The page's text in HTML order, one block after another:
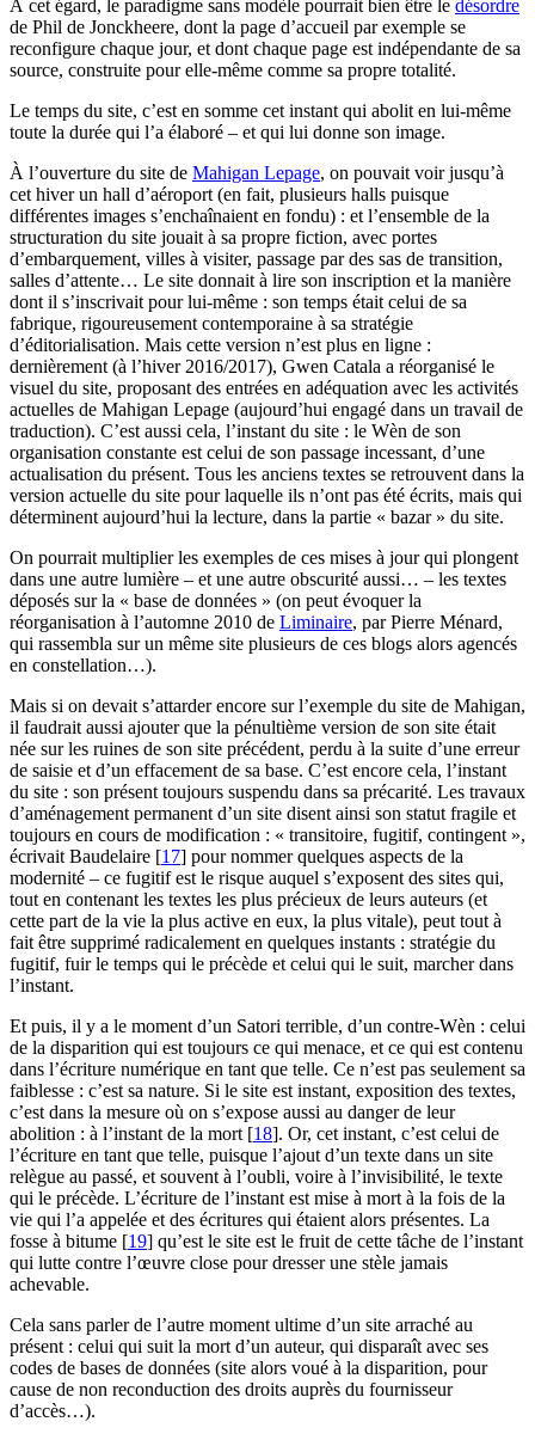
À cet égard, le paradigme sans modèle pourrait bien être le désordre
de Phil de Jonckheere, dont la page d’accueil par exemple se
reconfigure chaque jour, et dont chaque page est indépendante de sa
source, construite pour elle-même comme sa propre totalité.
Le temps du site, c’est en somme cet instant qui abolit en lui-même
toute la durée qui l’a élaboré – et qui lui donne son image.
À l’ouverture du site de Mahigan Lepage, on pouvait voir jusqu’à
cet hiver un hall d’aéroport (en fait, plusieurs halls puisque
différentes images s’enchaînaient en fondu) : et l’ensemble de la
structuration du site jouait à sa propre fiction, avec portes
d’embarquement, villes à visiter, passage par des sas de transition,
salles d’attente… Le site donnait à lire son inscription et la manière
dont il s’inscrivait pour lui-même : son temps était celui de sa
fabrique, rigoureusement contemporaine à sa stratégie
d’éditorialisation. Mais cette version n’est plus en ligne :
dernièrement (à l’hiver 2016/2017), Gwen Catala a réorganisé le
visuel du site, proposant des entrées en adéquation avec les activités
actuelles de Mahigan Lepage (aujourd’hui engagé dans un travail de
traduction). C’est aussi cela, l’instant du site : le Wèn de son
organisation constante est celui de son passage incessant, d’une
actualisation du présent. Tous les anciens textes se retrouvent dans la
version actuelle du site pour laquelle ils n’ont pas été écrits, mais qui
déterminent aujourd’hui la lecture, dans la partie « bazar » du site.
On pourrait multiplier les exemples de ces mises à jour qui plongent
dans une autre lumière – et une autre obscurité aussi… – les textes
déposés sur la « base de données » (on peut évoquer la
réorganisation à l’automne 2010 de Liminaire, par Pierre Ménard,
qui rassembla sur un même site plusieurs de ces blogs alors agencés
en constellation…).
Mais si on devait s’attarder encore sur l’exemple du site de Mahigan,
il faudrait aussi ajouter que la pénultième version de son site était
née sur les ruines de son site précédent, perdu à la suite d’une erreur
de saisie et d’un effacement de sa base. C’est encore cela, l’instant
du site : son présent toujours suspendu dans sa précarité. Les travaux
d’aménagement permanent d’un site disent ainsi son statut fragile et
toujours en cours de modification : « transitoire, fugitif, contingent »,
écrivait Baudelaire [17] pour nommer quelques aspects de la
modernité – ce fugitif est le risque auquel s’exposent des sites qui,
tout en contenant les textes les plus précieux de leurs auteurs (et
cette part de la vie la plus active en eux, la plus vitale), peut tout à
fait être supprimé radicalement en quelques instants : stratégie du
fugitif, fuir le temps qui le précède et celui qui le suit, marcher dans
l’instant.
Et puis, il y a le moment d’un Satori terrible, d’un contre-Wèn : celui
de la disparition qui est toujours ce qui menace, et ce qui est contenu
dans l’écriture numérique en tant que telle. Ce n’est pas seulement sa
faiblesse : c’est sa nature. Si le site est instant, exposition des textes,
c’est dans la mesure où on s’expose aussi au danger de leur
abolition : à l’instant de la mort [18]. Or, cet instant, c’est celui de
l’écriture en tant que telle, puisque l’ajout d’un texte dans un site
relègue au passé, et souvent à l’oubli, voire à l’invisibilité, le texte
qui le précède. L’écriture de l’instant est mise à mort à la fois de la
vie qui l’a appelée et des écritures qui étaient alors présentes. La
fosse à bitume [19] qu’est le site est le fruit de cette tâche de l’instant
qui lutte contre l’œuvre close pour dresser une stèle jamais
achevable.
Cela sans parler de l’autre moment ultime d’un site arraché au
présent : celui qui suit la mort d’un auteur, qui disparaît avec ses
codes de bases de données (site alors voué à la disparition, pour
cause de non reconduction des droits auprès du fournisseur
d’accès…).